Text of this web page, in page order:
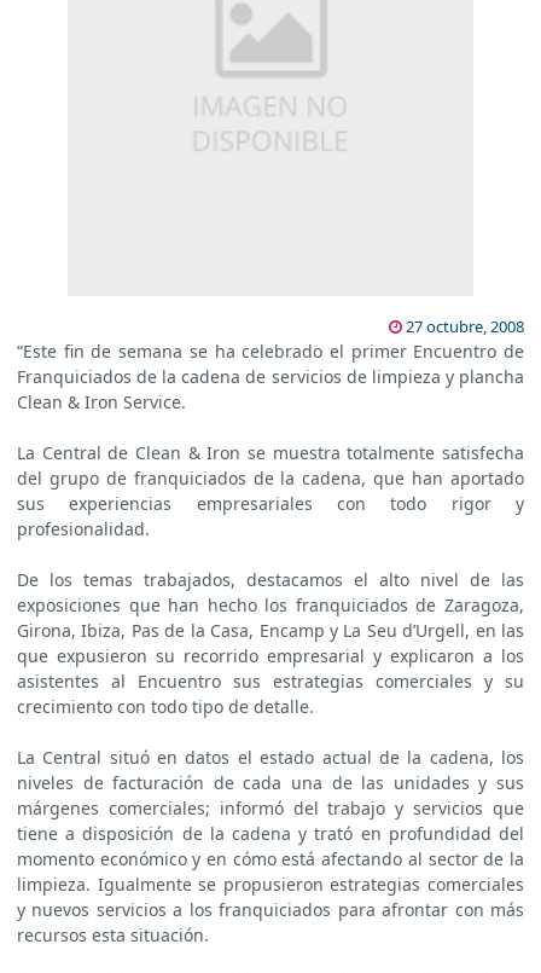
27 octubre, 2008
“Este fin de semana se ha celebrado el primer Encuentro de
Franquiciados de la cadena de servicios de limpieza y plancha
Clean & Iron Service.
La Central de Clean & Iron se muestra totalmente satisfecha
del grupo de franquiciados de la cadena, que han aportado
sus experiencias empresariales con todo rigor y
profesionalidad.
De los temas trabajados, destacamos el alto nivel de las
exposiciones que han hecho los franquiciados de Zaragoza,
Girona, Ibiza, Pas de la Casa, Encamp y La Seu d’Urgell, en las
que expusieron su recorrido empresarial y explicaron a los
asistentes al Encuentro sus estrategias comerciales y su
crecimiento con todo tipo de detalle.
La Central situó en datos el estado actual de la cadena, los
niveles de facturación de cada una de las unidades y sus
márgenes comerciales; informó del trabajo y servicios que
tiene a disposición de la cadena y trató en profundidad del
momento económico y en cómo está afectando al sector de la
limpieza. Igualmente se propusieron estrategias comerciales
y nuevos servicios a los franquiciados para afrontar con más
recursos esta situación.